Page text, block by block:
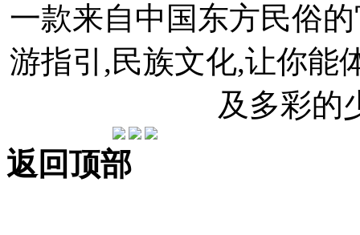
一款来自中国东方民俗
游指引,民族文化,让你能
及多彩的
返回顶部